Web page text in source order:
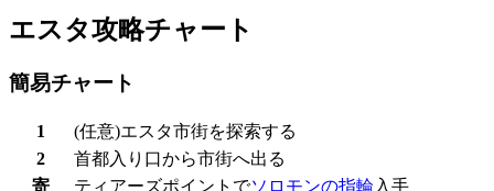
エスタ攻略チャート
簡易チャート
1
(任意)エスタ市街を探索する
2
首都入り口から市街へ出る
寄
ティアーズポイントでソロモンの指輪入手